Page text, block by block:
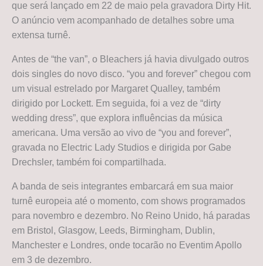
que será lançado em 22 de maio pela gravadora Dirty Hit.
O anúncio vem acompanhado de detalhes sobre uma
extensa turnê.
Antes de “the van”, o Bleachers já havia divulgado outros
dois singles do novo disco. “you and forever” chegou com
um visual estrelado por Margaret Qualley, também
dirigido por Lockett. Em seguida, foi a vez de “dirty
wedding dress”, que explora influências da música
americana. Uma versão ao vivo de “you and forever”,
gravada no Electric Lady Studios e dirigida por Gabe
Drechsler, também foi compartilhada.
A banda de seis integrantes embarcará em sua maior
turnê europeia até o momento, com shows programados
para novembro e dezembro. No Reino Unido, há paradas
em Bristol, Glasgow, Leeds, Birmingham, Dublin,
Manchester e Londres, onde tocarão no Eventim Apollo
em 3 de dezembro.